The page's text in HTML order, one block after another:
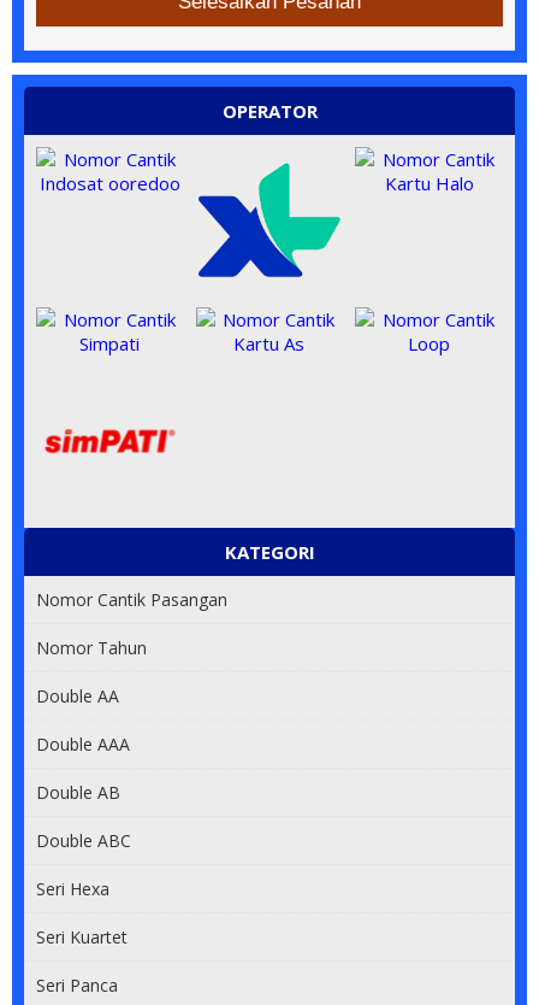
OPERATOR
KATEGORI
Nomor Cantik Pasangan
Nomor Tahun
Double AA
Double AAA
Double AB
Double ABC
Seri Hexa
Seri Kuartet
Seri Panca